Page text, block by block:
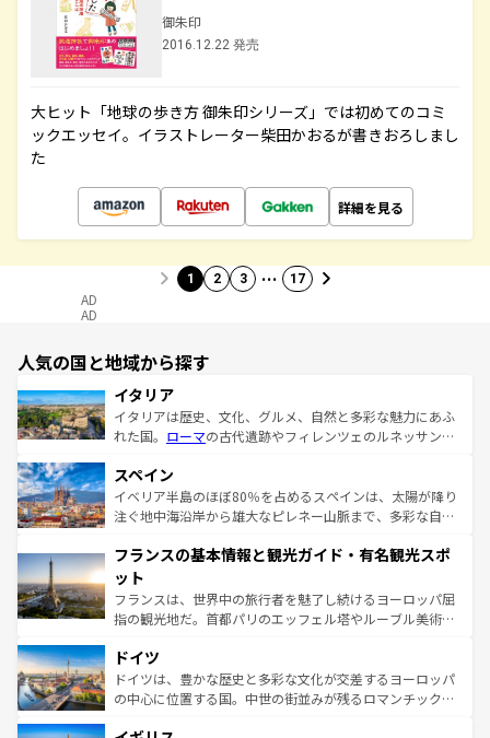
御朱印
2016.12.22 発売
大ヒット「地球の歩き方 御朱印シリーズ」では初めてのコミ
ックエッセイ。イラストレーター柴田かおるが書きおろしまし
た
詳細を見る
1 2 3 … 17
AD
AD
人気の国と地域から探す
イタリア
イタリアは歴史、文化、グルメ、自然と多彩な魅力にあふ
れた国。 ローマの古代遺跡やフィレンツェのルネッサンス
ろん、トスカーナの美しい田園風景やアマルフィ海岸の絶
景など、自然景観も見逃せない。観光の合間には、本場の
ピザやパスタなど、絶品のイタリア料理を堪能することも
ませてくれるイタリアで、忘れられない旅をしてみよう！
なお、新着のイタリア情報は
しい。
スペイン
イベリア半島のほぼ80％を占めるスペインは、太陽が降り
注ぐ地中海沿岸から雄大なピレネー山脈まで、多彩な自然
文化が根付くこの国では、情熱的なフラメンコ、熱気あふ
れる闘牛、そして美味しいタパスが生活の一部となってい
る。首都マドリードの洗練された雰囲気や、バルセロナの
アートに溢れた街角から、地方では古代ローマ遺跡や中世
せる。地方によって風土や気候が異なるスペインはその個
性で訪れる人を魅了する。 なお、新着のスペイン情報は コ
ンテンツ一覧を参照してほしい。
フランスの基本情報と観光ガイド・有名観光スポ
ット
フランスは、世界中の旅行者を魅了し続けるヨーロッパ屈
指の観光地だ。首都パリのエッフェル塔やルーブル美術館
で、幅広い魅力が詰まっている。華麗な宮殿、歴史的な大
聖堂、美しいビーチ、そして豊かな自然が、訪れる者を心
から魅了する。また、フランスは美食の国としても知ら
ドイツ
ドイツは、豊かな歴史と多彩な文化が交差するヨーロッパ
の中心に位置する国。中世の街並みが残るロマンチック街